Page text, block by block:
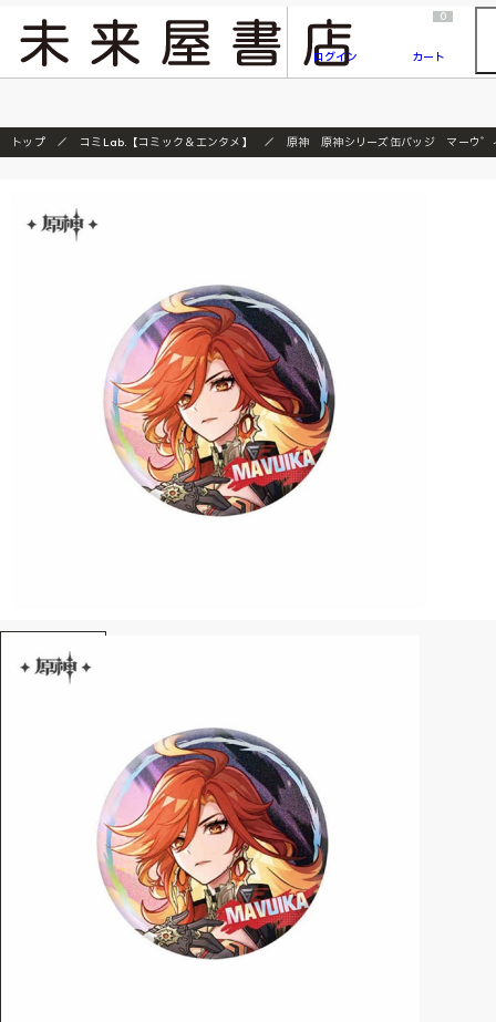
『ONE PIECE magazine 021 ONE PIECEカード付き同梱版』発売延期のご案内
ログイン
0
カート
トップ コミLab.【コミック＆エンタメ】 原神 原神シリーズ缶バッジ マーウ゛